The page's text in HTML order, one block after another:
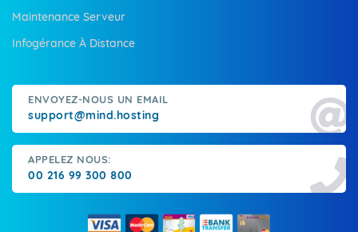
Maintenance Serveur
Infogérance À Distance
ENVOYEZ-NOUS UN EMAIL
support@mind.hosting
APPELEZ NOUS:
00 216 99 300 800